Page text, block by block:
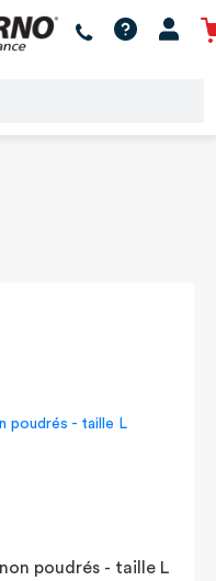
poudrés - taille L